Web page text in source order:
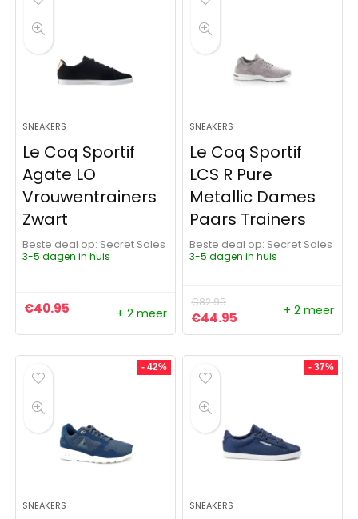
SNEAKERS
Le Coq Sportif
Agate LO
Vrouwentrainers
Zwart
Beste deal op:
Secret Sales
3-5 dagen in huis
€40.95 + 2 meer
SNEAKERS
Le Coq Sportif
LCS R Pure
Metallic Dames
Paars Trainers
Beste deal op:
Secret Sales
3-5 dagen in huis
€82.95
Oorspronkelijke prijs was:
€44.95 Huidige prijs is:
+ 2 meer
- 42%
SNEAKERS
- 37%
SNEAKERS